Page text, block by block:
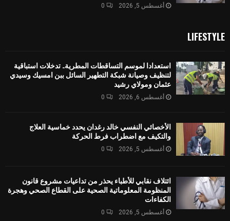
أغسطس 5, 2026 0
LIFESTYLE
استعدادا لموسم التساقطات المطرية.. تدخلات استباقية
لتنظيف وصيانة شبكة التطهير السائل ببن امسيك وسيدي
عثمان ومولاي رشيد
أغسطس 6, 2026 0
الأخصائي النفسي خالد رغدان يحدد خماسية العلاج
والتكيف مع اضطراب فرط الحركة
أغسطس 5, 2026 0
ائتلاف نقابي للأطباء يحذر من تداعيات مشروع قانون
المنظومة المعلوماتية الصحية على القطاع الصحي وهجرة
الكفاءات
أغسطس 5, 2026 0